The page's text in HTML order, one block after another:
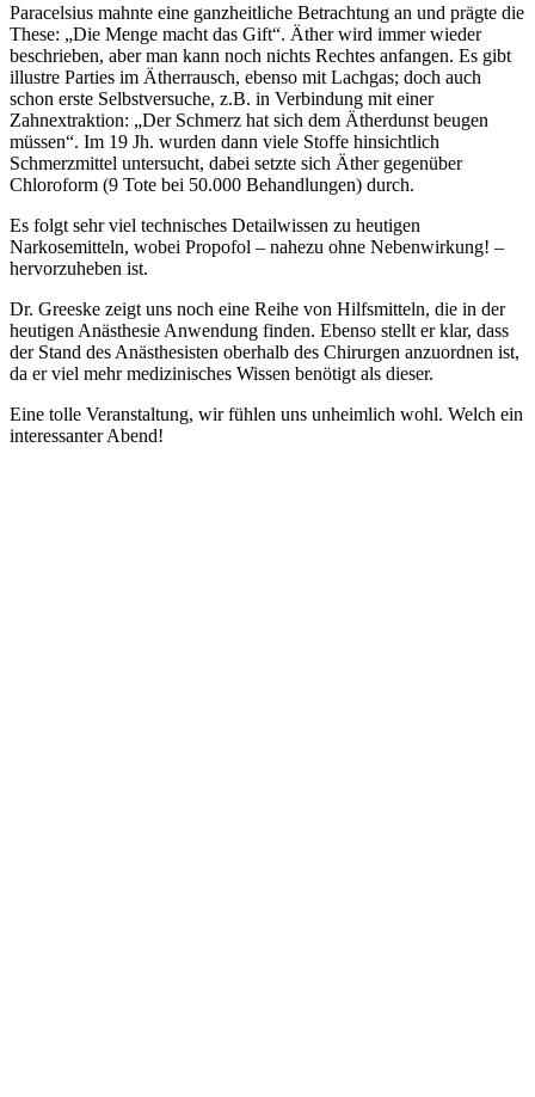
Paracelsius mahnte eine ganzheitliche Betrachtung an und prägte die
These: „Die Menge macht das Gift“. Äther wird immer wieder
beschrieben, aber man kann noch nichts Rechtes anfangen. Es gibt
illustre Parties im Ätherrausch, ebenso mit Lachgas; doch auch
schon erste Selbstversuche, z.B. in Verbindung mit einer
Zahnextraktion: „Der Schmerz hat sich dem Ätherdunst beugen
müssen“. Im 19 Jh. wurden dann viele Stoffe hinsichtlich
Schmerzmittel untersucht, dabei setzte sich Äther gegenüber
Chloroform (9 Tote bei 50.000 Behandlungen) durch.
Es folgt sehr viel technisches Detailwissen zu heutigen
Narkosemitteln, wobei Propofol – nahezu ohne Nebenwirkung! –
hervorzuheben ist.
Dr. Greeske zeigt uns noch eine Reihe von Hilfsmitteln, die in der
heutigen Anästhesie Anwendung finden. Ebenso stellt er klar, dass
der Stand des Anästhesisten oberhalb des Chirurgen anzuordnen ist,
da er viel mehr medizinisches Wissen benötigt als dieser.
Eine tolle Veranstaltung, wir fühlen uns unheimlich wohl. Welch ein
interessanter Abend!